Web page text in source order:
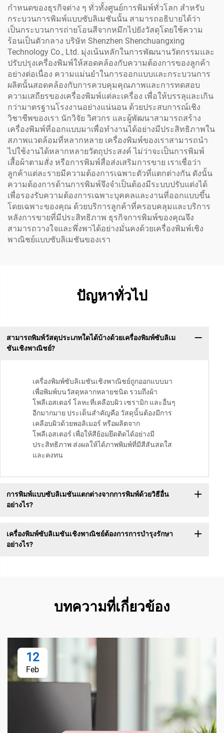
กำหนดของธุรกิจต่าง ๆ ทั่วทั้งศูนย์การพิมพ์ทั่วโลก สำหรับ
กระบวนการพิมพ์แบบซับลิเมชันนั้น สามารถอธิบายได้ว่า
เป็นกระบวนการถ่ายโอนสีจากหมึกไปยังวัสดุโดยใช้ความ
ร้อนเป็นตัวกลาง บริษัท Shenzhen Shenchuangxing
Technology Co., Ltd. มุ่งเน้นหลักในการพัฒนานวัตกรรมและ
ปรับปรุงเครื่องพิมพ์ให้สอดคล้องกับความต้องการของลูกค้า
อย่างต่อเนื่อง ความแม่นยำในการออกแบบและกระบวนการ
ผลิตนั้นสอดคล้องกับการควบคุมคุณภาพและการทดสอบ
ความเสถียรของเครื่องพิมพ์แต่ละเครื่อง เพื่อให้บรรลุและเกิน
กว่ามาตรฐานโรงงานอย่างแน่นอน ด้วยประสบการณ์เชิง
วิชาชีพของเรา นักวิจัย วิศวกร และผู้พัฒนาสามารถสร้าง
เครื่องพิมพ์ที่ออกแบบมาเพื่อทำงานได้อย่างมีประสิทธิภาพใน
สภาพแวดล้อมที่หลากหลาย เครื่องพิมพ์ของเราสามารถนำ
ไปใช้งานได้หลากหลายวัตถุประสงค์ ไม่ว่าจะเป็นการพิมพ์
เสื้อผ้าตามสั่ง หรือการพิมพ์สื่อส่งเสริมการขาย เราเชื่อว่า
ลูกค้าแต่ละรายมีความต้องการเฉพาะตัวที่แตกต่างกัน ดังนั้น
ความต้องการด้านการพิมพ์จึงจำเป็นต้องมีระบบปรับแต่งได้
เพื่อรองรับความต้องการเฉพาะบุคคลและงานที่ออกแบบขึ้น
โดยเฉพาะของคุณ ด้วยบริการลูกค้าที่ครอบคลุมและบริการ
หลังการขายที่มีประสิทธิภาพ ธุรกิจการพิมพ์ของคุณจึง
สามารถวางใจและพึ่งพาได้อย่างมั่นคงด้วยเครื่องพิมพ์เชิง
พาณิชย์แบบซับลิเมชันของเรา
ปัญหาทั่วไป
สามารถพิมพ์วัสดุประเภทใดได้บ้างด้วยเครื่องพิมพ์ซับลิเม
ชันเชิงพาณิชย์?
เครื่องพิมพ์ซับลิเมชันเชิงพาณิชย์ถูกออกแบบมา
เพื่อพิมพ์บนวัสดุหลากหลายชนิด รวมถึงผ้า
โพลีเอสเตอร์ โลหะที่เคลือบผิว เซรามิก และอื่นๆ
อีกมากมาย ประเด็นสำคัญคือ วัสดุนั้นต้องมีการ
เคลือบผิวด้วยพอลิเมอร์ หรือผลิตจาก
โพลีเอสเตอร์ เพื่อให้สีย้อมยึดติดได้อย่างมี
ประสิทธิภาพ ส่งผลให้ได้ภาพพิมพ์ที่มีสีสันสดใส
และคงทน
การพิมพ์แบบซับลิเมชันแตกต่างจากการพิมพ์ด้วยวิธีอื่น
อย่างไร?
เครื่องพิมพ์ซับลิเมชันเชิงพาณิชย์ต้องการการบำรุงรักษา
อย่างไร?
บทความที่เกี่ยวข้อง
12
Feb